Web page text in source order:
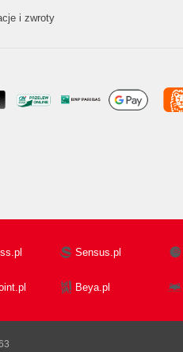
i zwroty
Sensus.pl
Beya.pl